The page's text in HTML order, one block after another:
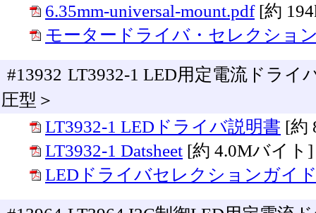
6.35mm-universal-mount.pdf [約
モータードライバ・セレクショ
#13932 LT3932-1 LED用定電流ドライ
圧型＞
LT3932-1 LEDドライバ説明書 [約
LT3932-1 Datsheet [約 4.0Mバイト]
LEDドライバセレクションガイ